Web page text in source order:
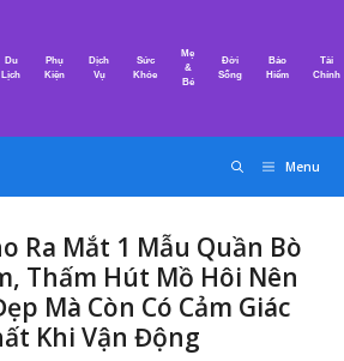
Du
Lịch
Phụ
Kiện
Dịch
Vụ
Sức
Khỏe
Mẹ
&
Bé
Đời
Sống
Bảo
Hiểm
Tài
Chính
Menu
Ra Mắt 1 Mẫu Quần Bò
Thấm Hút Mồ Hôi Nên
Mà Còn Có Cảm Giác
Khi Vận Động